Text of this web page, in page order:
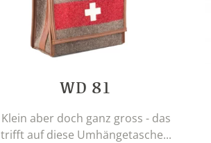
WD 81
Klein aber doch ganz gross - das
trifft auf diese Umhängetasche...